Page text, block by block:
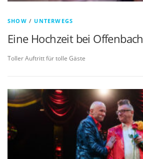
SHOW / UNTERWEGS
Eine Hochzeit bei Offenbach
Toller Auftritt für tolle Gäste